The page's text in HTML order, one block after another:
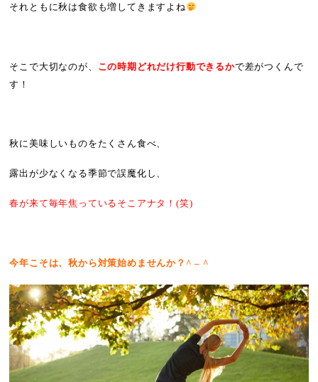
それともに秋は食欲も増してきますよね
そこで大切なのが、 この時期どれだけ行動できるかで差がつくんで
す！
秋に美味しいものをたくさん食べ、
露出が少なくなる季節で誤魔化し、
春が来て毎年焦っているそこアナタ！(笑)
今年こそは、秋から対策始めませんか？^ – ^